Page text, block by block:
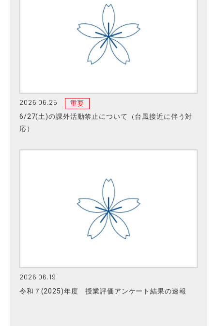
2026.06.25 重要
6/27(土)の課外活動禁止について（台風接近に伴う対
応）
2026.06.19
令和７(2025)年度 授業評価アンケート結果の速報